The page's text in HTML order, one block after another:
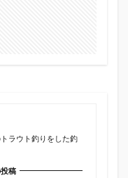
ラウト釣りをした釣
稿